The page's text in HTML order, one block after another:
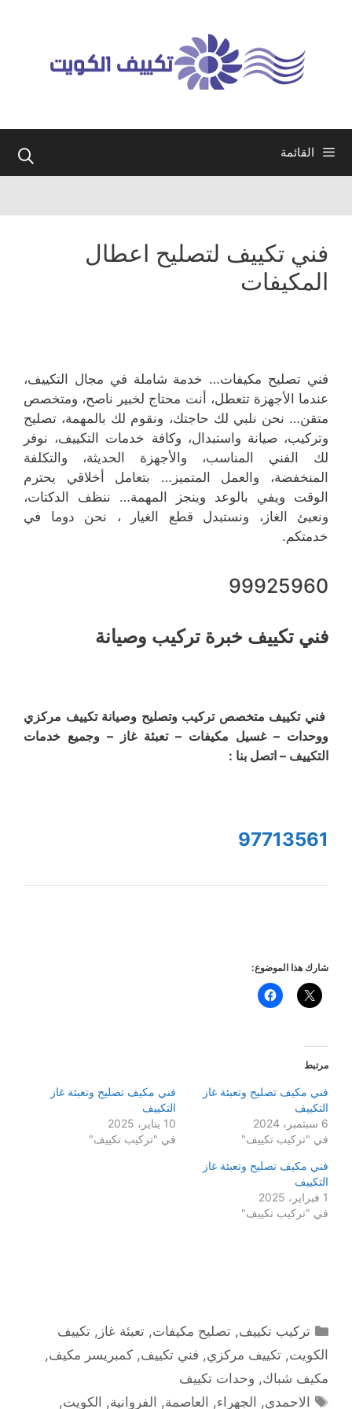
القائمة
فني تكييف لتصليح اعطال
المكيفات
فني تصليح مكيفات… خدمة شاملة في مجال التكييف،
عندما الأجهزة تتعطل، أنت محتاج لخبير ناصح، ومتخصص
متقن… نحن نلبي لك حاجتك، ونقوم لك بالمهمة، تصليح
وتركيب، صيانة واستبدال، وكافة خدمات التكييف، نوفر
لك الفني المناسب، والأجهزة الحديثة، والتكلفة
المنخفضة، والعمل المتميز… بتعامل أخلاقي يحترم
الوقت ويفي بالوعد وينجز المهمة… ننظف الدكتات،
ونعبئ الغاز، ونستبدل قطع الغيار ، نحن دوما في
خدمتكم.
99925960
فني تكييف خبرة تركيب وصيانة
فني تكييف متخصص تركيب وتصليح وصيانة تكييف مركزي
ووحدات – غسيل مكيفات – تعبئة غاز – وجميع خدمات
التكييف – اتصل بنا :
97713561
شارك هذا الموضوع:
مرتبط
فني مكيف تصليح وتعبئة غاز
التكييف
6 سبتمبر، 2024
في "تركيب تكييف"
فني مكيف تصليح وتعبئة غاز
التكييف
10 يناير، 2025
في "تركيب تكييف"
فني مكيف تصليح وتعبئة غاز
التكييف
1 فبراير، 2025
في "تركيب تكييف"
التصنيفات
تركيب تكييف,تصليح مكيفات,تعبئة غاز ,تكييف
الكويت, تكييف مركزي, فني تكييف, كمبريسر مكيف,
مكيف شباك, وحدات تكييف
الوسوم
الاحمدي, الجهراء, العاصمة, الفروانية, الكويت,